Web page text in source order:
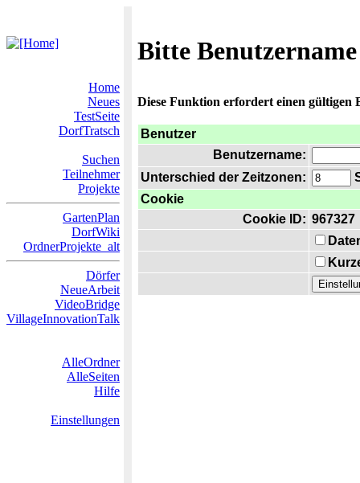
Bitte
Home
Neues
TestSeite
DorfTratsch
Suchen
Teilnehmer
Projekte
GartenPlan
DorfWiki
OrdnerProjekte_alt
Dörfer
NeueArbeit
VideoBridge
VillageInnovationTalk
AlleOrdner
AlleSeiten
Hilfe
Einstellungen
Diese Funktion erfordert einen gültigen
Benutzer
Benutzername:
Unterschied der Zeitzonen:
Cookie
Cookie ID: 967327